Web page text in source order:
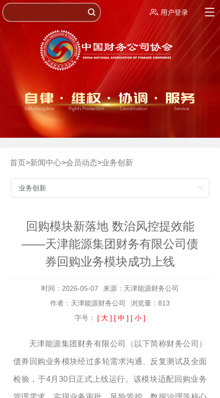
用户登录
首页>新闻中心>会员动态>业务创新
回购模块新落地 数治风控提效能
——天津能源集团财务有限公司债
券回购业务模块成功上线
时间：2026-05-07
来源：天津能源财务公司
作者：天津能源财务公司
浏览量：813
字号： [ 大 ] [ 中 ] [ 小 ]
天津能源集团财务有限公司（以下简称财务公司）
债券 回购业务模块经过多轮需求沟通、反复测试及 全面
检验 ， 于4月30日 正式上线运行。该模块适配回购业务